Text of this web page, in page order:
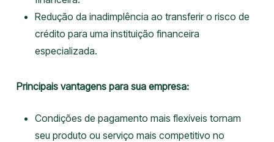
Redução da inadimplência ao transferir o risco de
crédito para uma instituição financeira
especializada.
Principais vantagens para sua empresa:
Condições de pagamento mais flexíveis tornam
seu produto ou serviço mais competitivo no